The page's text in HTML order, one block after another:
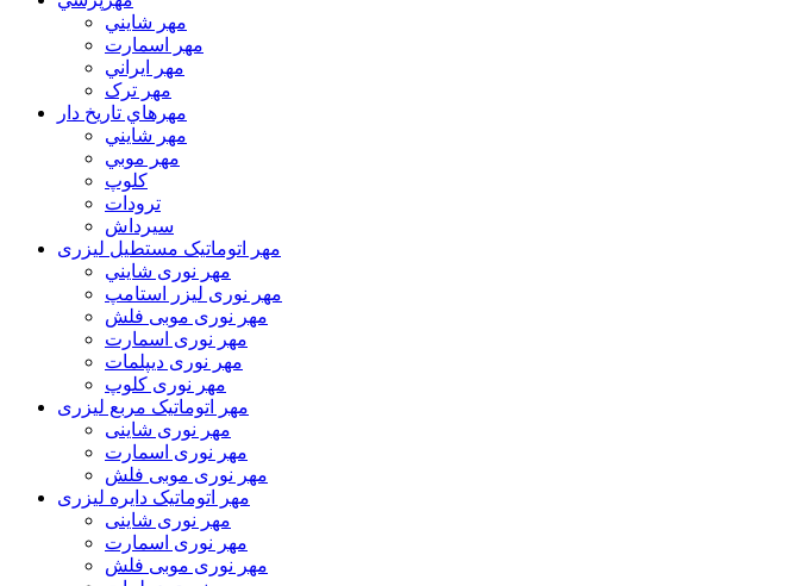
مهر شايني
مهر اسمارت
مهر ايراني
مهر ترک
مهرهاي تاريخ دار
مهر شايني
مهر موبي
کلوپ
ترودات
سیرداش
مهر اتوماتیک مستطیل لیزری
مهر نوری شايني
مهر نوری لیزر استامپ
مهر نوری موبی فلش
مهر نوری اسمارت
مهر نوری ديپلمات
مهر نوری کلوپ
مهر اتوماتیک مربع لیزری
مهر نوری شاینی
مهر نوری اسمارت
مهر نوری موبی فلش
مهر اتوماتیک دايره لیزری
مهر نوری شاینی
مهر نوری اسمارت
مهر نوری موبی فلش